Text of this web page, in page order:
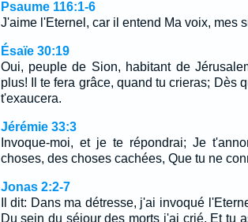
Psaume 116:1-6
J'aime l'Eternel, car il entend Ma voix, mes
Ésaïe 30:19
Oui, peuple de Sion, habitant de
plus! Il te fera grâce, quand tu crieras; Dès
t'exaucera.
Jérémie 33:3
Invoque-moi, et je te répondrai; Je
choses, des choses cachées, Que tu ne
Jonas 2:2-7
Il dit: Dans ma détresse, j'ai invoqué
Du sein du séjour des morts j'ai crié, Et tu